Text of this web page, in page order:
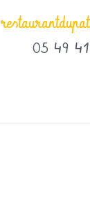
05 49